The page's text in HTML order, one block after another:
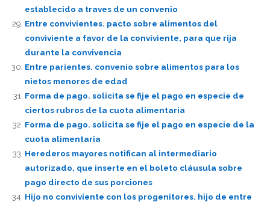
establecido a traves de un convenio
Entre convivientes. pacto sobre alimentos del
conviviente a favor de la conviviente, para que rija
durante la convivencia
Entre parientes. convenio sobre alimentos para los
nietos menores de edad
Forma de pago. solicita se fije el pago en especie de
ciertos rubros de la cuota alimentaria
Forma de pago. solicita se fije el pago en especie de la
cuota alimentaria
Herederos mayores notifican al intermediario
autorizado, que inserte en el boleto cláusula sobre
pago directo de sus porciones
Hijo no conviviente con los progenitores. hijo de entre